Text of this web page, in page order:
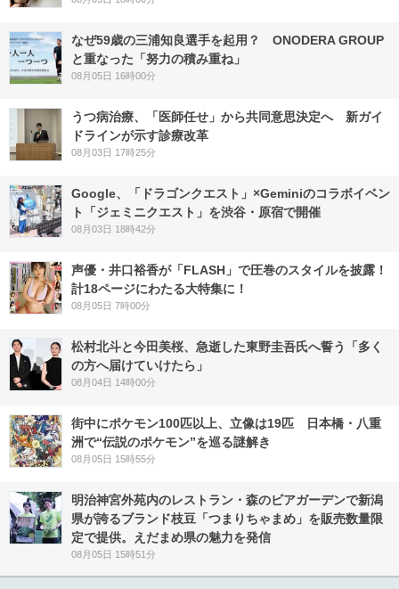
なぜ59歳の三浦知良選手を起用？ ONODERA GROUP
と重なった「努力の積み重ね」
08月05日 16時00分
うつ病治療、「医師任せ」から共同意思決定へ 新ガイ
ドラインが示す診療改革
08月03日 17時25分
Google、「ドラゴンクエスト」×Geminiのコラボイベン
ト「ジェミニクエスト」を渋谷・原宿で開催
08月03日 18時42分
声優・井口裕香が「FLASH」で圧巻のスタイルを披露！
計18ページにわたる大特集に！
08月05日 7時00分
松村北斗と今田美桜、急逝した東野圭吾氏へ誓う「多く
の方へ届けていけたら」
08月04日 14時00分
街中にポケモン100匹以上、立像は19匹 日本橋・八重
洲で“伝説のポケモン”を巡る謎解き
08月05日 15時55分
明治神宮外苑内のレストラン・森のビアガーデンで新潟
県が誇るブランド枝豆「つまりちゃまめ」を販売数量限
定で提供。えだまめ県の魅力を発信
08月05日 15時51分